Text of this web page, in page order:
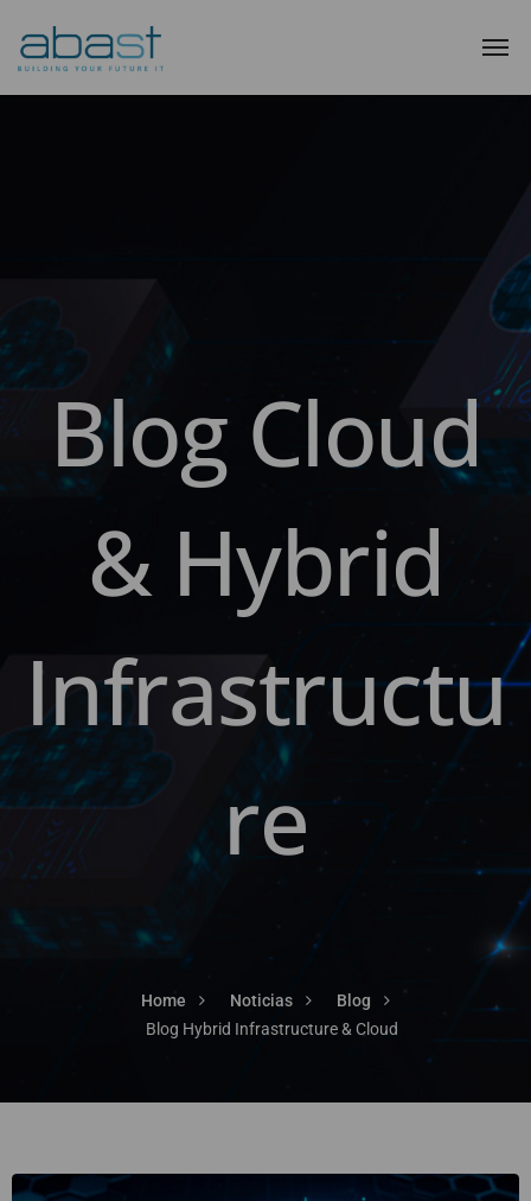
Blog Cloud
& Hybrid
Infrastructu
re
Home Noticias
Blog
Blog Hybrid Infrastructure & Cloud